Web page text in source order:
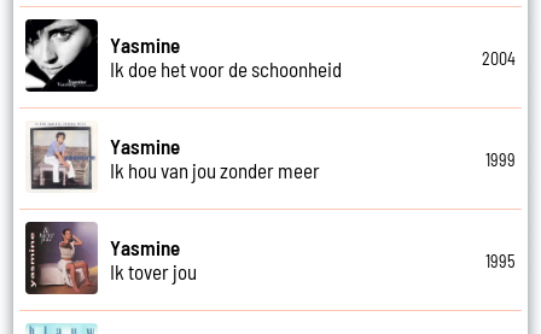
Yasmine
Ik doe het voor de schoonheid
2004
Yasmine
Ik hou van jou zonder meer
1999
Yasmine
Ik tover jou
1995